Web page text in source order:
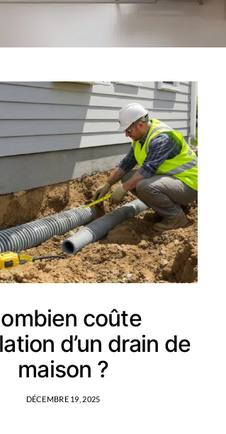
coûte
d’un drain de
maison ?
DÉCEMBRE 19, 2025